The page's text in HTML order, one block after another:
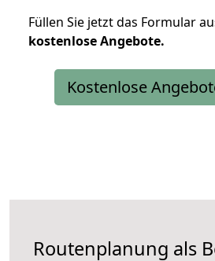
Füllen Sie jetzt das Formular
kostenloseAngebote.
Kostenlose
Routenplanung als